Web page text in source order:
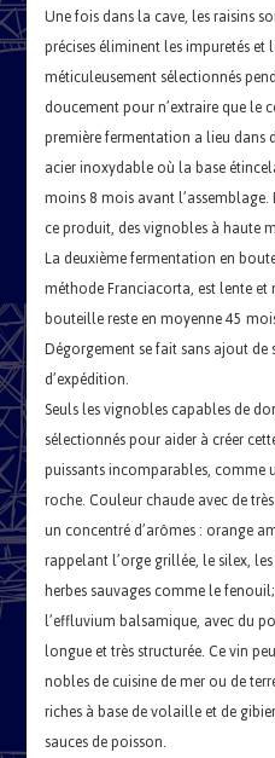
Une fois dans la cave, les raisins
précises éliminent les impuretés et
méticuleusement sélectionnés
doucement pour n’extraire que
première fermentation a lieu dans
acier inoxydable où la base
moins 8 mois avant
ce produit, des vignobles à haute
La deuxième fermentation en
méthode Franciacorta, est lente
bouteille reste en moyenne 45
Dégorgement se fait sans ajout
d’expédition.
Seuls les vignobles capables de
sélectionnés pour aider à créer
puissants incomparables, comme
roche. Couleur chaude avec de
un concentré d’arômes : orange
rappelant l’orge grillée, le silex,
herbes sauvages comme le
l’effluvium balsamique, avec du
longue et très structurée. Ce vin
nobles de cuisine de mer ou de
riches à base de volaille et de
sauces de poisson.